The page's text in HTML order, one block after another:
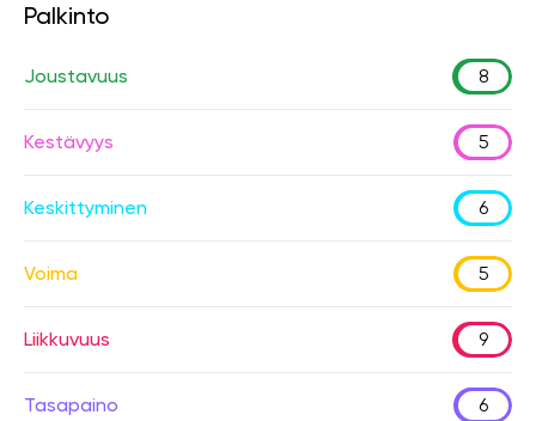
Palkinto
Joustavuus 8
Kestävyys 5
Keskittyminen 6
Voima 5
Liikkuvuus 9
Tasapaino 6